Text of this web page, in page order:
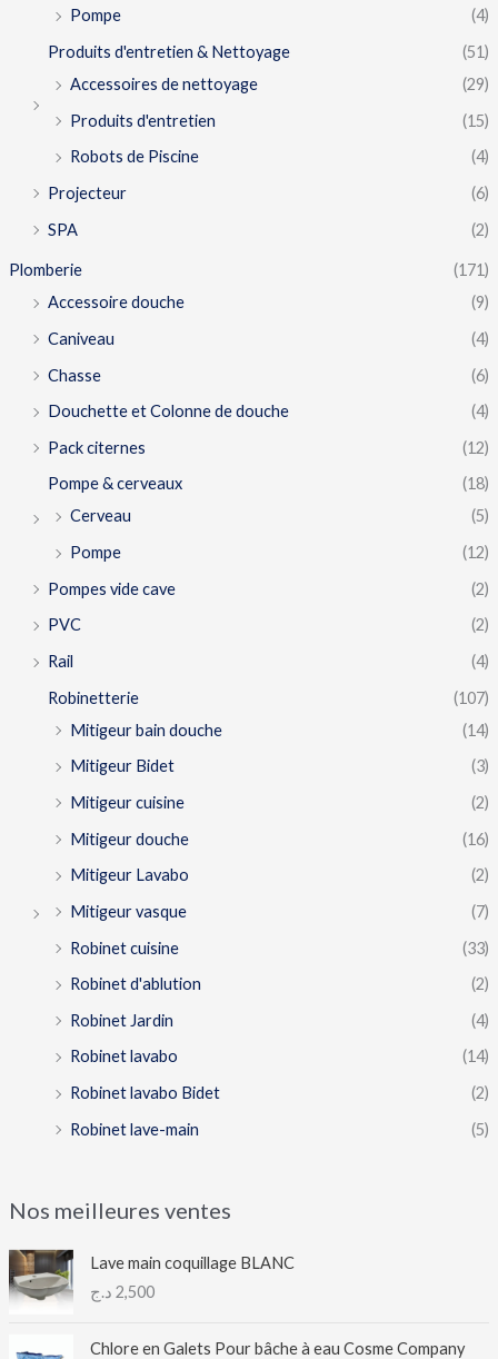
Pompe
(4)
Produits d'entretien & Nettoyage
(51)
Accessoires de nettoyage
(29)
Produits d'entretien
(15)
Robots de Piscine
(4)
Projecteur
(6)
SPA
(2)
Plomberie
(171)
Accessoire douche
(9)
Caniveau
(4)
Chasse
(6)
Douchette et Colonne de douche
(4)
Pack citernes
(12)
Pompe & cerveaux
(18)
Cerveau
(5)
Pompe
(12)
Pompes vide cave
(2)
PVC
(2)
Rail
(4)
Robinetterie
(107)
Mitigeur bain douche
(14)
Mitigeur Bidet
(3)
Mitigeur cuisine
(2)
Mitigeur douche
(16)
Mitigeur Lavabo
(2)
Mitigeur vasque
(7)
Robinet cuisine
(33)
Robinet d'ablution
(2)
Robinet Jardin
(4)
Robinet lavabo
(14)
Robinet lavabo Bidet
(2)
Robinet lave-main
(5)
Nos meilleures ventes
Lave main coquillage BLANC
2,500 د.ج
Chlore en Galets Pour bâche à eau Cosme Company